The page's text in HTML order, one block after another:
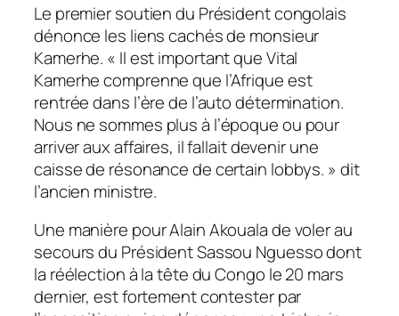
Le premier soutien du Président congolais
dénonce les liens cachés de monsieur
Kamerhe. « Il est important que Vital
Kamerhe comprenne que l’Afrique est
rentrée dans l’ère de l’auto détermination.
Nous ne sommes plus à l’époque ou pour
arriver aux affaires, il fallait devenir une
caisse de résonance de certain lobbys. » dit
l’ancien ministre.
Une manière pour Alain Akouala de voler au
secours du Président Sassou Nguesso dont
la réélection à la tête du Congo le 20 mars
dernier, est fortement contester par